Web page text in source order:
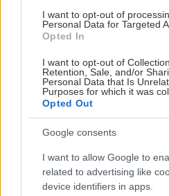
I want to opt-out of
Personal Data for Targeted
Opted In
I want to opt-out of
Retention, Sale, and/or
Personal Data that Is
Purposes for which it was
Opted Out
Google consents
I want to allow Google to
related to advertising like
device identifiers in apps.